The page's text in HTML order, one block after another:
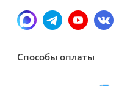
Способы оплаты